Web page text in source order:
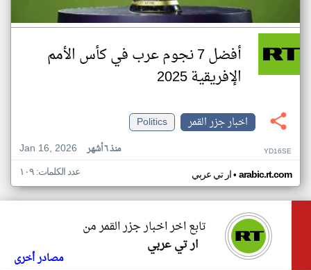
أفضل 7 نجوم عرب في كأس الأمم
الإفريقية 2025
اخبار جزر القمر
Politics
Jan 16, 2026
منذ ٦ أشهر YD16SE
ار تي عربي• arabic.rt.com عدد الكلمات: ١٠٩
تابع اخر اخبار جزر القمر من
ار تي عربي
مصادر أخرى